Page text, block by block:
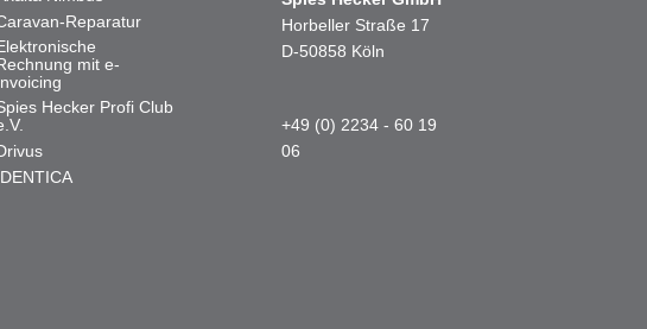
Reparatur
mit e-
Hecker Profi Club
Horbeller Straße 17
D-50858 Köln
+49 (0) 2234 - 60 19
06